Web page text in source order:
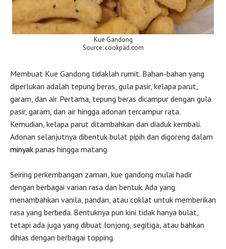
Kue Gandong
Source: cookpad.com
Membuat Kue Gandong tidaklah rumit. Bahan-bahan yang
diperlukan adalah tepung beras, gula pasir, kelapa parut,
garam, dan air. Pertama, tepung beras dicampur dengan gula
pasir, garam, dan air hingga adonan tercampur rata.
Kemudian, kelapa parut ditambahkan dan diaduk kembali.
Adonan selanjutnya dibentuk bulat pipih dan digoreng dalam
minyak panas hingga matang.
Seiring perkembangan zaman, kue gandong mulai hadir
dengan berbagai varian rasa dan bentuk. Ada yang
menambahkan vanila, pandan, atau coklat untuk memberikan
rasa yang berbeda. Bentuknya pun kini tidak hanya bulat,
tetapi ada juga yang dibuat lonjong, segitiga, atau bahkan
dihias dengan berbagai topping.